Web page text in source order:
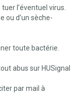
l’éventuel virus.
ou d’un sèche-
toute bactérie.
abus sur HUSignal
par mail à